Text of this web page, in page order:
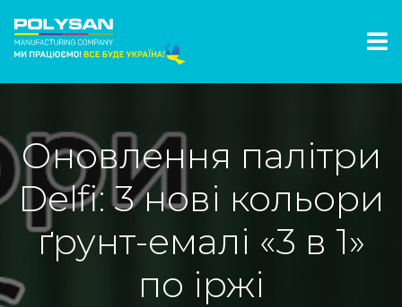
Оновлення палітри
Delfi: 3 нові кольори
ґрунт-емалі «3 в 1»
по іржі